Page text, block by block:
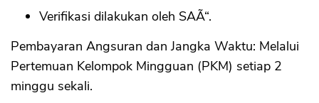
Verifikasi dilakukan oleh SAÃ“.
Pembayaran Angsuran dan Jangka Waktu: Melalui
Pertemuan Kelompok Mingguan (PKM) setiap 2
minggu sekali.